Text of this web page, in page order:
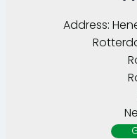
Address: